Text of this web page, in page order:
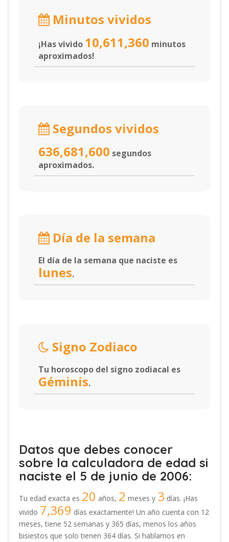
Minutos vividos
¡Has vivido 10,611,360 minutos
aproximados!
Segundos vividos
636,681,600 segundos
aproximados.
Día de la semana
El día de la semana que naciste es
lunes.
Signo Zodiaco
Tu horoscopo del signo zodiacal es
Géminis.
Datos que debes conocer
sobre la calculadora de edad si
naciste el 5 de junio de 2006:
Tu edad exacta es 20 años, 2 meses y 3 días. ¡Has
vivido 7,369 días exactamente! Un año cuenta con 12
meses, tiene 52 semanas y 365 días, menos los años
bisiestos que solo tienen 364 días. Si hablamos en